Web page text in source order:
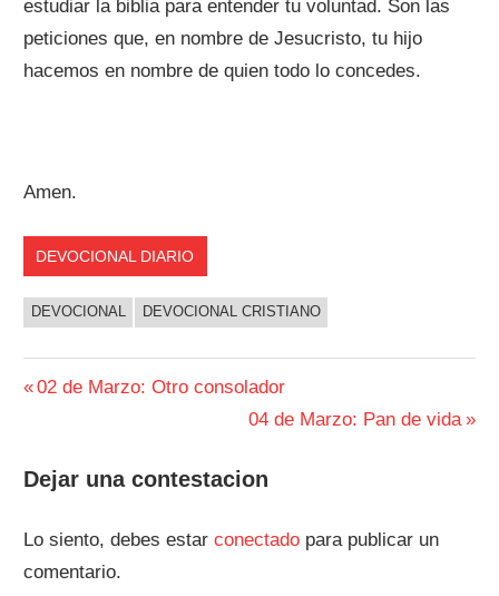
estudiar la biblia para entender tu voluntad. Son las
peticiones que, en nombre de Jesucristo, tu hijo
hacemos en nombre de quien todo lo concedes.
Amen.
DEVOCIONAL DIARIO
DEVOCIONAL DEVOCIONAL CRISTIANO
Navegación
entradas
Entrada
02 de Marzo: Otro consolador
Siguiente
04 de Marzo: Pan de vida
Dejar una contestacion
Lo siento, debes estarconectado para publicar un
comentario.